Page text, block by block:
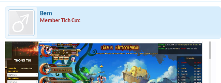
Bem
Member Tích Cực